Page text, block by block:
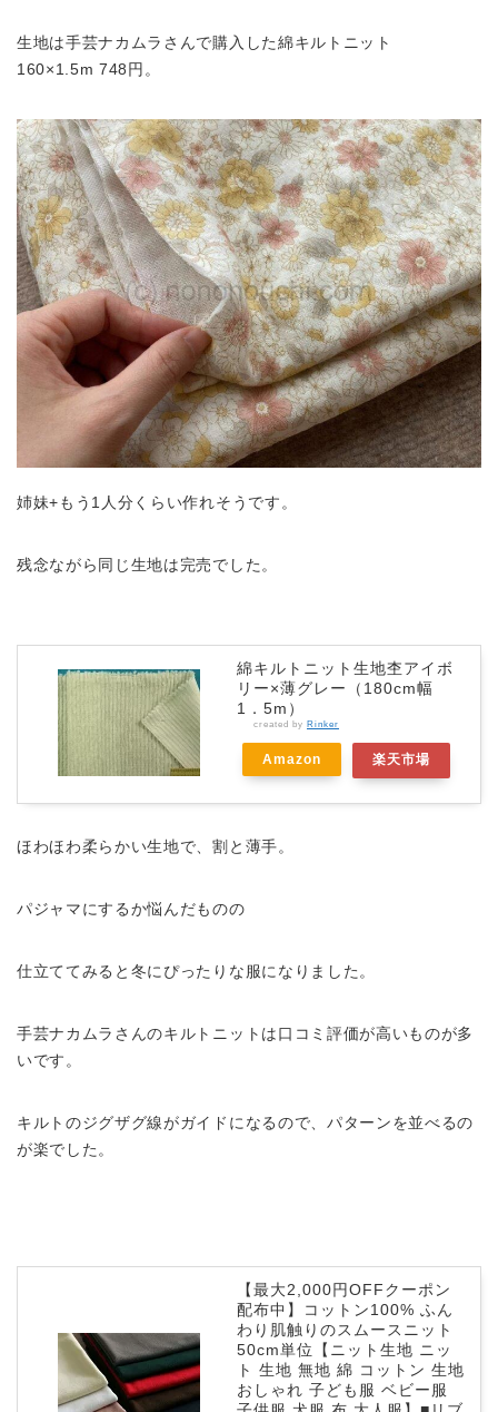
生地は手芸ナカムラさんで購入した綿キルトニット
160×1.5m 748円。
姉妹+もう1人分くらい作れそうです。
残念ながら同じ生地は完売でした。
綿キルトニット生地杢アイボ
リー×薄グレー（180cm幅
1．5m）
created by Rinker
Amazon 楽天市場
ほわほわ柔らかい生地で、割と薄手。
パジャマにするか悩んだものの
仕立ててみると冬にぴったりな服になりました。
手芸ナカムラさんのキルトニットは口コミ評価が高いものが多
いです。
キルトのジグザグ線がガイドになるので、パターンを並べるの
が楽でした。
【最大2,000円OFFクーポン
配布中】コットン100% ふん
わり肌触りのスムースニット
50cm単位【ニット生地 ニッ
ト 生地 無地 綿 コットン 生地
おしゃれ 子ども服 ベビー服